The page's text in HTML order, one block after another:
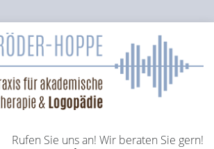
Rufen Sie uns an! Wir beraten Sie gern!